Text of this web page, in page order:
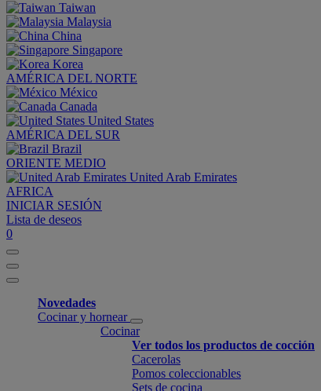
Taiwan
Malaysia
China
Singapore
Korea
AMÉRICA DEL NORTE
México
Canada
United States
AMÉRICA DEL SUR
Brazil
ORIENTE MEDIO
United Arab Emirates
AFRICA
INICIAR SESIÓN
Lista de deseos
0
Novedades
Cocinar y hornear
Cocinar
Ver todos los productos de cocción
Cacerolas
Pomos coleccionables
Sets de cocina